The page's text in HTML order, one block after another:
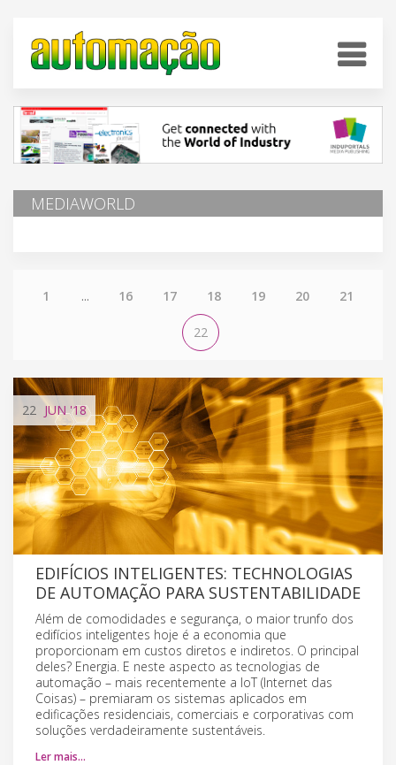
MEDIAWORLD
1 ... 16 17 18 19 20 21
22
22 JUN'18
EDIFÍCIOS INTELIGENTES: TECHNOLOGIAS
DE AUTOMAÇÃO PARA SUSTENTABILIDADE
Além de comodidades e segurança, o maior trunfo dos
edifícios inteligentes hoje é a economia que
proporcionam em custos diretos e indiretos. O principal
deles? Energia. E neste aspecto as tecnologias de
automação – mais recentemente a IoT (Internet das
Coisas) – premiaram os sistemas aplicados em
edificações residenciais, comerciais e corporativas com
soluções verdadeiramente sustentáveis.
Ler mais…